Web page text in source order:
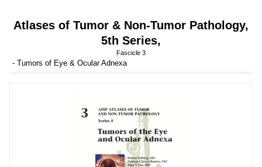
Atlases of Tumor & Non-Tumor Pathology,
5th Series,
Fascicle 3
- Tumors of Eye & Ocular Adnexa